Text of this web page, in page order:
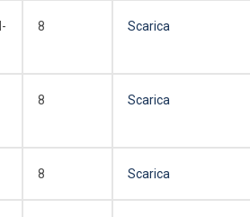
8 Scarica
8 Scarica
8 Scarica